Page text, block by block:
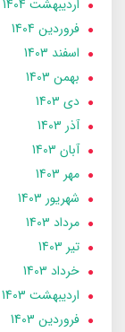
ارديبهشت 1404
فروردین 1404
اسفند 1403
بهمن 1403
دی 1403
آذر 1403
آبان 1403
مهر 1403
شهریور 1403
مرداد 1403
تير 1403
خرداد 1403
ارديبهشت 1403
فروردین 1403